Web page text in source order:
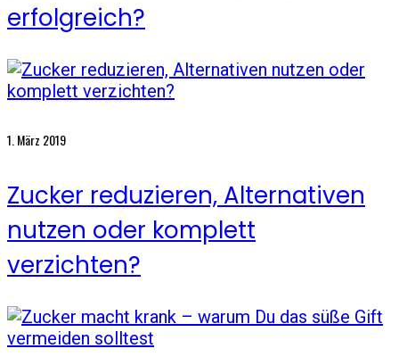
erfolgreich?
1. März 2019
Zucker reduzieren, Alternativen
nutzen oder komplett
verzichten?